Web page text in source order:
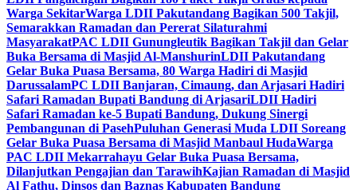
Warga SekitarWarga LDII Pakutandang Bagikan 500 Takjil,
Semarakkan Ramadan dan Pererat Silaturahmi
MasyarakatPAC LDII Gunungleutik Bagikan Takjil dan Gelar
Buka Bersama di Masjid Al-ManshurinLDII Pakutandang
Gelar Buka Puasa Bersama, 80 Warga Hadiri di Masjid
DarussalamPC LDII Banjaran, Cimaung, dan Arjasari Hadiri
Safari Ramadan Bupati Bandung di ArjasariLDII Hadiri
Safari Ramadan ke-5 Bupati Bandung, Dukung Sinergi
Pembangunan di PasehPuluhan Generasi Muda LDII Soreang
Gelar Buka Puasa Bersama di Masjid Manbaul HudaWarga
PAC LDII Mekarrahayu Gelar Buka Puasa Bersama,
Dilanjutkan Pengajian dan TarawihKajian Ramadan di Masjid
Al Fathu, Dinsos dan Baznas Kabupaten Bandung